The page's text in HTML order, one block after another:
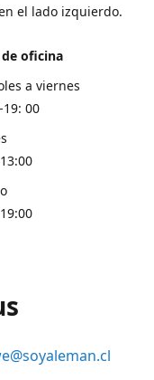
el lado izquierdo.
oficina
a viernes
19: 00